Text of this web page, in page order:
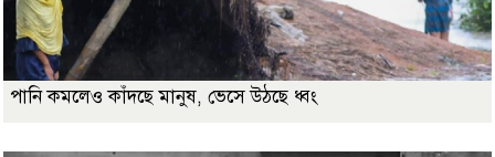
পানি কমলেও কাঁদছে মানুষ, ভেসে উঠছে ধ্বং